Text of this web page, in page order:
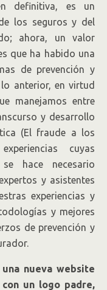
definitiva, es un
los seguros y del
ahora, un valor
que ha habido una
de prevención y
anterior, en virtud
manejamos entre
y desarrollo
(El fraude a los
cuyas
hace necesario
y asistentes
experiencias y
y mejores
de prevención y
nueva website
con un logo padre,